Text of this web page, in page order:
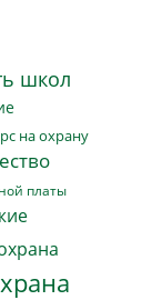
школ
на охрану
платы